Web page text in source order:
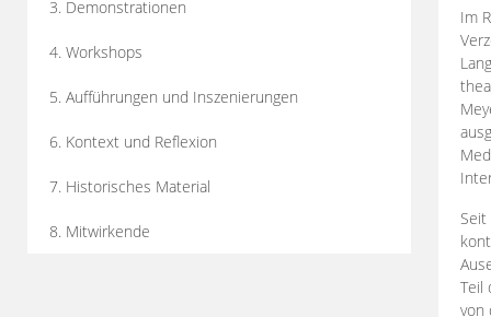
3. Demonstrationen
4. Workshops
5. Aufführungen und Inszenierungen
6. Kontext und Reflexion
7. Historisches Material
8. Mitwirkende
Im
Teil
von